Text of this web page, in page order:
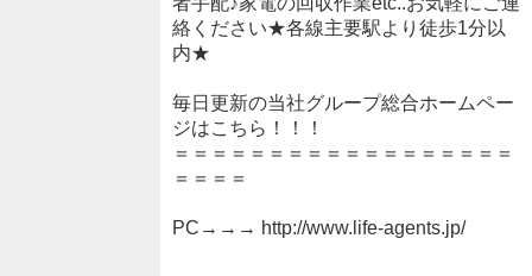
絡ください★各線主要駅より徒歩1分以
内★
毎日更新の当社グループ総合ホームペー
ジはこちら！！！
＝＝＝＝＝＝＝＝＝＝＝＝＝＝＝＝＝＝
＝＝＝＝
PC→→→ http://www.life-agents.jp/